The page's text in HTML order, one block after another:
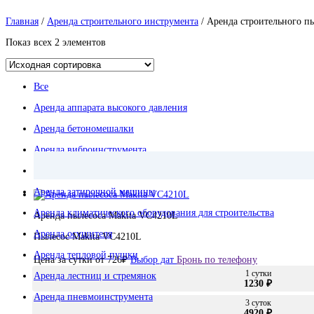
Главная / Аренда строительного инструмента / Аренда строительного
Показ всех 2 элементов
Все
Аренда аппарата высокого давления
Аренда бетономешалки
Аренда виброинструмента
Аренда затирочной машины
Аренда климатического оборудования для строительства
Аренда осушителя
Аренда тепловой пушки
Аренда лестниц и стремянок
Аренда пневмоинструмента
Аренда пылесоса Makita VC4210L
Пылесос Makita VC4210L
Цена за сутки от 726₽ Выбор дат Бронь по телефону
1 сутки
1230 ₽
3 суток